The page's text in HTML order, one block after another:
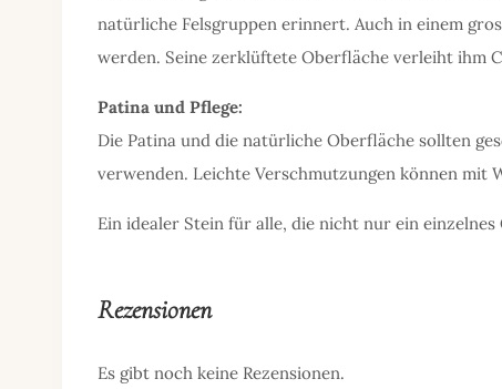
natürliche Felsgruppen erinnert. Auch in einem
werden. Seine zerklüftete Oberfläche verleiht ihm
Patina und Pflege:
Die Patina und die natürliche Oberfläche sollten
verwenden. Leichte Verschmutzungen können mit
Ein idealer Stein für alle, die nicht nur ein
Rezensionen
Es gibt noch keine Rezensionen.